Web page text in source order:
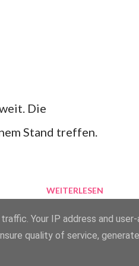
Die
Stand treffen.
WEITERLESEN
by Blogger
Your IP address and
quality of service,